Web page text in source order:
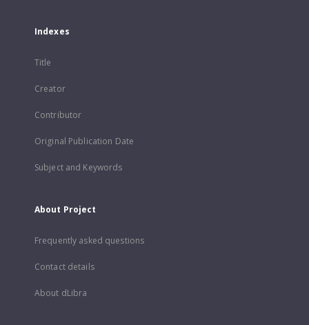
Indexes
Title
Creator
Contributor
Original Publication Date
Subject and Keywords
About Project
Frequently asked questions
Contact details
About dLibra